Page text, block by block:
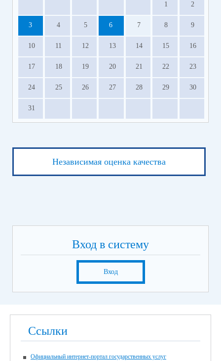
1 2
3 4 5 6 7 8 9
10 11 12 13 14 15 16
17 18 19 20 21 22 23
24 25 26 27 28 29 30
31
Независимая оценка качества
Вход в систему
Вход
Ссылки
Официальный интернет-портал государственных услуг